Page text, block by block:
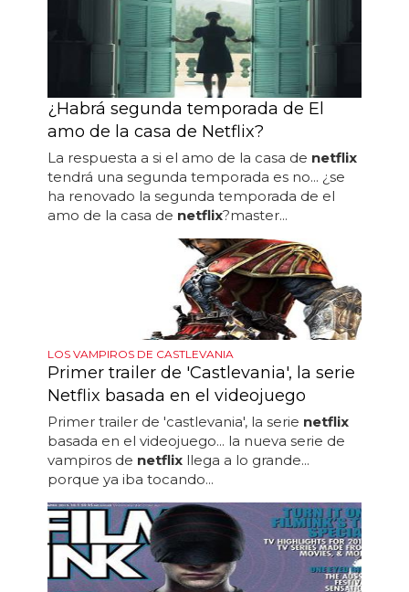
¿Habrá segunda temporada de El
amo de la casa de Netflix?
La respuesta a si el amo de la casa de netflix
tendrá una segunda temporada es no... ¿se
ha renovado la segunda temporada de el
amo de la casa de netflix?master...
LOS VAMPIROS DE CASTLEVANIA
Primer trailer de 'Castlevania', la serie
Netflix basada en el videojuego
Primer trailer de 'castlevania', la serie netflix
basada en el videojuego... la nueva serie de
vampiros de netflix llega a lo grande...
porque ya iba tocando...